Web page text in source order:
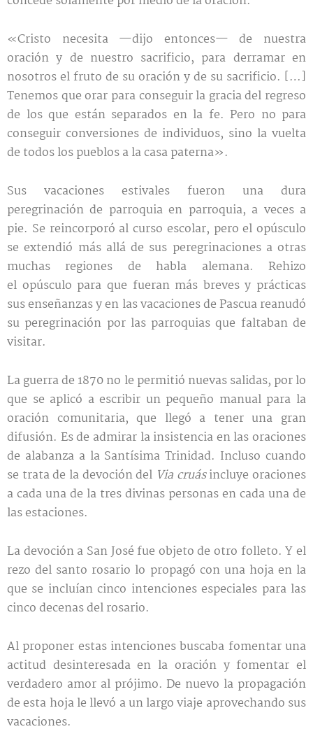
«Cristo necesita —dijo entonces— de nuestra
oración y de nuestro sacrificio, para derramar en
nosotros el fruto de su oración y de su sacrificio. […]
Tenemos que orar para conseguir la gracia del regreso
de los que están separados en la fe. Pero no para
conseguir conversiones de individuos, sino la vuelta
de todos los pueblos a la casa paterna».
Sus vacaciones estivales fueron una dura
peregrinación de parroquia en parroquia, a veces a
pie. Se reincorporó al curso escolar, pero el opúsculo
se extendió más allá de sus peregrinaciones a otras
muchas regiones de habla alemana. Rehizo
el opúsculo para que fueran más breves y prácticas
sus enseñanzas y en las vacaciones de Pascua reanudó
su peregrinación por las parroquias que faltaban de
visitar.
La guerra de 1870 no le permitió nuevas salidas, por lo
que se aplicó a escribir un pequeño manual para la
oración comunitaria, que llegó a tener una gran
difusión. Es de admirar la insistencia en las oraciones
de alabanza a la Santísima Trinidad. Incluso cuando
se trata de la devoción del Via cruásincluye oraciones
a cada una de la tres divinas personas en cada una de
las estaciones.
La devoción a San José fue objeto de otro folleto. Y el
rezo del santo rosario lo propagó con una hoja en la
que se incluían cinco intenciones especiales para las
cinco decenas del rosario.
Al proponer estas intenciones buscaba fomentar una
actitud desinteresada en la oración y fomentar el
verdadero amor al prójimo. De nuevo la propagación
de esta hoja le llevó a un largo viaje aprovechando sus
vacaciones.